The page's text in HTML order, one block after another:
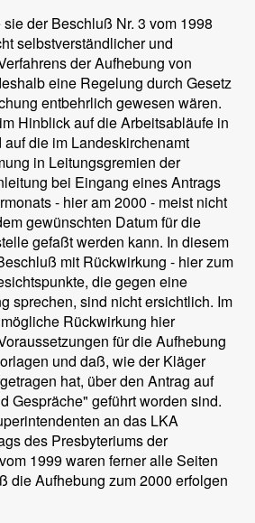
der Beschluß Nr. 3 vom 1998
selbstverständlicher und
der Aufhebung von
eine Regelung durch Gesetz
entbehrlich gewesen wären.
Hinblick auf die Arbeitsabläufe in
die im Landeskirchenamt
in Leitungsgremien der
bei Eingang eines Antrags
- hier am 2000 - meist nicht
gewünschten Datum für die
gefaßt werden kann. In diesem
mit Rückwirkung - hier zum
die gegen eine
sprechen, sind nicht ersichtlich. Im
Rückwirkung hier
für die Aufhebung
und daß, wie der Kläger
hat, über den Antrag auf
Gespräche" geführt worden sind.
an das LKA
des Presbyteriums der
1999 waren ferner alle Seiten
die Aufhebung zum 2000 erfolgen